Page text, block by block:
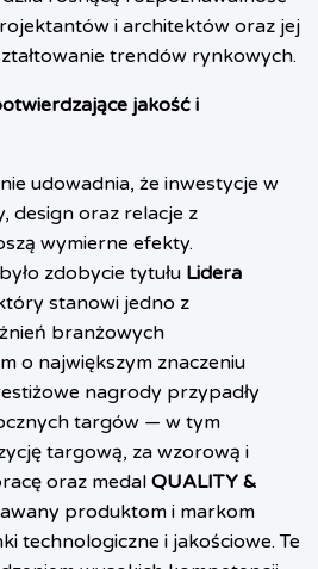
i architektów oraz jej
trendów rynkowych.
jakość i
udowadnia, że inwestycje w
design oraz relacje z
wymierne efekty.
zdobycie tytułu Lidera
stanowi jedno z
branżowych
o największym znaczeniu
nagrody przypadły
targów — w tym
targową, za wzorową i
oraz medal QUALITY &
produktom i markom
technologiczne i jakościowe. Te